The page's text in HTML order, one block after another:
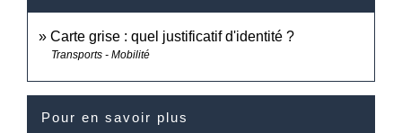
Carte grise : quel justificatif d'identité ?
Transports - Mobilité
Pour en savoir plus